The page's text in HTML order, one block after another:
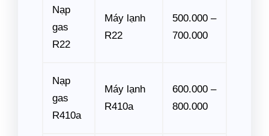
Nạp
gas
R22
Máy lạnh
R22
500.000 –
700.000
Nạp
gas
R410a
Máy lạnh
R410a
600.000 –
800.000